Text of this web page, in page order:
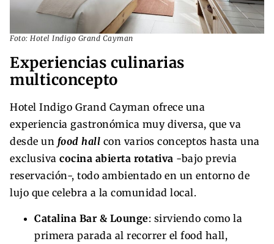
Foto: Hotel Indigo Grand Cayman
Experiencias culinarias
multiconcepto
Hotel Indigo Grand Cayman ofrece una
experiencia gastronómica muy diversa, que va
desde un food hall con varios conceptos hasta una
exclusiva cocina abierta rotativa -bajo previa
reservación-, todo ambientado en un entorno de
lujo que celebra a la comunidad local.
Catalina Bar & Lounge: sirviendo como la
primera parada al recorrer el food hall,